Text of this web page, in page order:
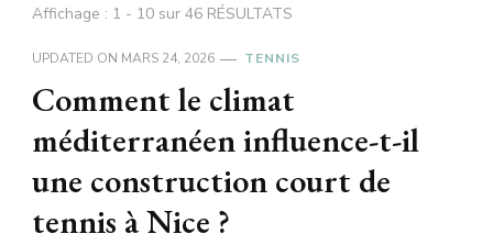
Affichage : 1 - 10 sur 46 RÉSULTATS
UPDATED ON MARS 24, 2026 TENNIS
Comment le climat
méditerranéen influence-t-il
une construction court de
tennis à Nice ?